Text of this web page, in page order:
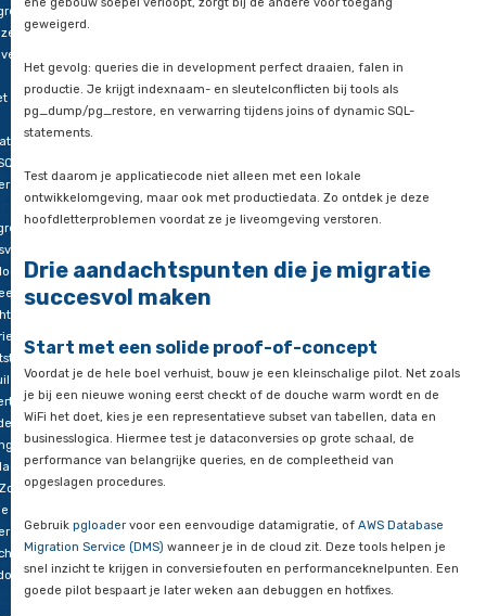
–
hoe
dwarszitten
SQL Server is standaard case-insensitive, PostgreSQL niet.
kolommen of indexen waarbij je niet exact de juiste
gedrag.
“EDCO” allemaal prima vindt, en een strenge portier die
verleent als je naam exact schrijft zoals het op de lijst staat.
geweigerd.
Het gevolg: queries die in development perfect draaien,
productie. Je krijgt indexnaam- en sleutelconflicten bij tools
pg_dump/pg_restore, en verwarring tijdens joins of dynamic
statements.
Test daarom je applicatiecode niet alleen met een lokale
ontwikkelomgeving, maar ook met productiedata. Zo ontdek
hoofdletterproblemen voordat ze je liveomgeving verstoren.